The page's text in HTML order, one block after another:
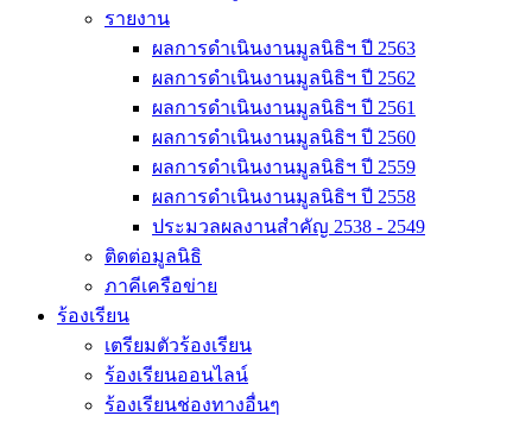
รายงาน
ผลการดำเนินงานมูลนิธิฯ ปี 2563
ผลการดำเนินงานมูลนิธิฯ ปี 2562
ผลการดำเนินงานมูลนิธิฯ ปี 2561
ผลการดำเนินงานมูลนิธิฯ ปี 2560
ผลการดำเนินงานมูลนิธิฯ ปี 2559
ผลการดำเนินงานมูลนิธิฯ ปี 2558
ประมวลผลงานสำคัญ 2538 - 2549
ติดต่อมูลนิธิ
ภาคีเครือข่าย
ร้องเรียน
เตรียมตัวร้องเรียน
ร้องเรียนออนไลน์
ร้องเรียนช่องทางอื่นๆ